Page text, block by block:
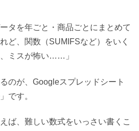
タを年ごと・商品ごとにまとめて
ど、関数（SUMIFSなど）をいく
ミスが怖い……」
のが、Googleスプレッドシート
です。
ば、難しい数式をいっさい書くこ